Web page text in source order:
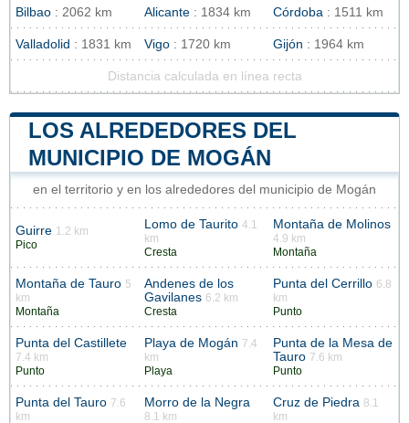
Bilbao : 2062 km Alicante : 1834 km Córdoba : 1511 km
Valladolid : 1831 km Vigo : 1720 km Gijón : 1964 km
Distancia calculada en línea recta
LOS ALREDEDORES DEL
MUNICIPIO DE MOGÁN
en el territorio y en los alrededores del municipio de Mogán
Guirre 1.2 km
Pico
Lomo de Taurito 4.1
km
Cresta
Montaña de Molinos
4.9 km
Montaña
Montaña de Tauro 5
km
Montaña
Andenes de los
Gavilanes 6.2 km
Cresta
Punta del Cerrillo 6.8
km
Punto
Punta del Castillete
7.4 km
Punto
Playa de Mogán 7.4
km
Playa
Punta de la Mesa de
Tauro 7.6 km
Punto
Punta del Tauro 7.6
km
Morro de la Negra
8.1 km
Cruz de Piedra 8.1
km